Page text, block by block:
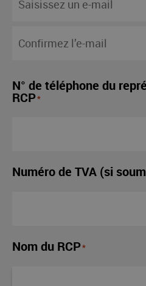
N° de téléphone du
RCP*
Numéro de TVA (si
Nom du RCP*